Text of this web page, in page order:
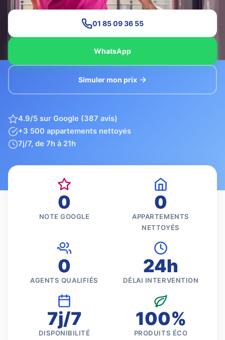
01 85 09 36 55
WhatsApp
Simuler mon prix
4.9/5 sur Google (387 avis)
+3 500 appartements nettoyés
7j/7, de 7h à 21h
0
NOTE GOOGLE
0
APPARTEMENTS
NETTOYÉS
0
AGENTS QUALIFIÉS
24h
DÉLAI INTERVENTION
7j/7
DISPONIBILITÉ
100%
PRODUITS ÉCO